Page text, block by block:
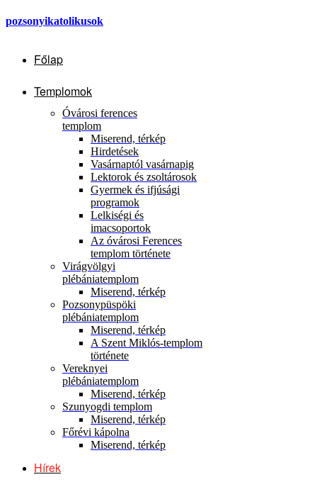
pozsonyikatolikusok
Főlap
Templomok
Óvárosi ferences
templom
Miserend, térkép
Hirdetések
Vasárnaptól vasárnapig
Lektorok és zsoltárosok
Gyermek és ifjúsági
programok
Lelkiségi és
imacsoportok
Az óvárosi Ferences
templom története
Virágvölgyi
plébániatemplom
Miserend, térkép
Pozsonypüspöki
plébániatemplom
Miserend, térkép
A Szent Miklós-templom
története
Vereknyei
plébániatemplom
Miserend, térkép
Szunyogdi templom
Miserend, térkép
Főrévi kápolna
Miserend, térkép
Hírek